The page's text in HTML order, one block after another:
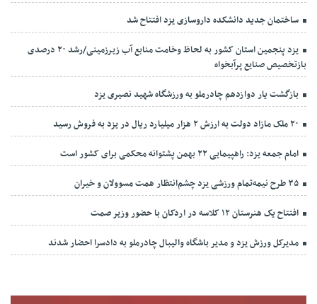
ساختمان جدید دانشکده داروسازی یزد افتتاح شد
یزد پنجمین استان کشور به لحاظ وخامت منابع آب زیرزمینی/رشد ۲۰ درصدی
بازتخصیص صنایع پرآبخواه
بازگشت یار دوازدهم چادرملو به ورزشگاه شهید نصیری یزد
امام جمعه یزد: راهپیمایی ۲۲ بهمن پشتوانه محکمی برای کشور است
افتتاح یک هنرستان ۱۲ کلاسه در اردکان با حضور وزیر صمت
مدیرکل ورزش یزد و مدیر باشگاه والیبال چادرملو به دادسرا احضار شدند